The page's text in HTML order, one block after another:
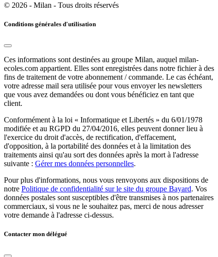
© 2026 - Milan - Tous droits réservés
Conditions générales d'utilisation
Ces informations sont destinées au groupe Milan, auquel milan-
ecoles.com appartient. Elles sont enregistrées dans notre fichier à des
fins de traitement de votre abonnement / commande. Le cas échéant,
votre adresse mail sera utilisée pour vous envoyer les newsletters
que vous avez demandées ou dont vous bénéficiez en tant que
client.
Conformément à la loi « Informatique et Libertés » du 6/01/1978
modifiée et au RGPD du 27/04/2016, elles peuvent donner lieu à
l'exercice du droit d'accès, de rectification, d'effacement,
d'opposition, à la portabilité des données et à la limitation des
traitements ainsi qu'au sort des données après la mort à l'adresse
suivante : Gérer mes données personnelles.
Pour plus d'informations, nous vous renvoyons aux dispositions de
notre Politique de confidentialité sur le site du groupe Bayard. Vos
données postales sont susceptibles d'être transmises à nos partenaires
commerciaux, si vous ne le souhaitez pas, merci de nous adresser
votre demande à l'adresse ci-dessus.
Contacter mon délégué